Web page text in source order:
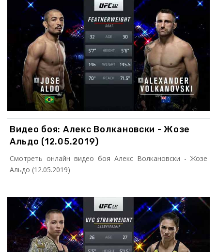
Видео боя: Алекс Волкановски - Жозе
Альдо (12.05.2019)
Смотреть онлайн видео боя Алекс Волкановски - Жозе
Альдо (12.05.2019)